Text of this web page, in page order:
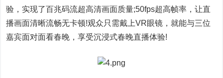
验，实现了百兆码流超高清画面质量;50fps超高帧率，让直
播画面清晰流畅无卡顿!观众只需戴上VR眼镜，就能与三位
嘉宾面对面看春晚，享受沉浸式春晚直播体验!